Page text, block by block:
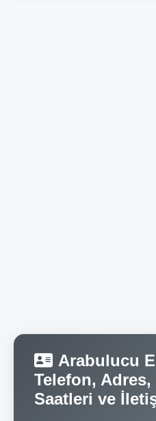
Arabulucu
Telefon, Adres,
Saatleri ve